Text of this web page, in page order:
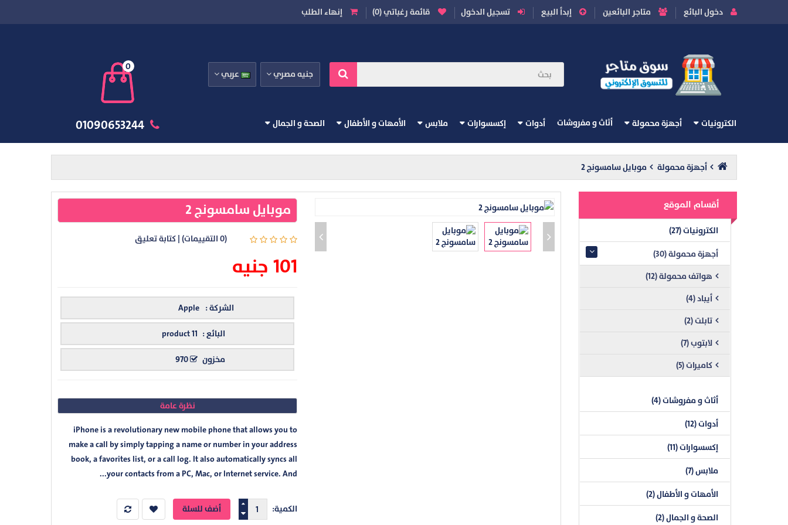
دخول البائع متاجر البائعين إبدأ البيع تسجيل الدخول قائمة رغباتي (0) إنهاء الطلب
جنيه مصري عربي
0
الكترونيات أجهزة محمولة أثاث و مفروشات أدوات إكسسوارات ملابس الأمهات و الأطفال الصحة و الجمال
أجهزة محمولة موبايل سامسونج 2
أقسام الموقع
الكترونيات (27)
أجهزة محمولة (30)
هواتف محمولة (12)
أيباد (4)
تابلت (2)
لابتوب (7)
كاميرات (5)
أثاث و مفروشات (4)
أدوات (12)
إكسسوارات (11)
ملابس (7)
الأمهات و الأطفال (2)
الصحة و الجمال (2)
موبايل سامسونج 2
(0 التقييمات) |كتابة تعليق
101 جنيه
الشركة : Apple
البائع :
مخزون
نظرة عامة
iPhone is a revolutionary new mobile phone that allows you to
make a call by simply tapping a name or number in your address
book, a favorites list, or a call log. It also automatically syncs all
your contacts from a PC, Mac, or Internet service. And...
الكمية: